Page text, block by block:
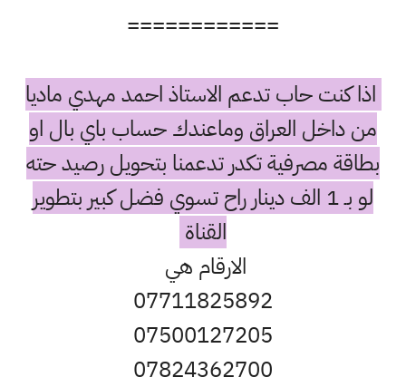
============
اذا كنت حاب تدعم الاستاذ احمد مهدي ماديا
من داخل العراق وماعندك حساب باي بال او
بطاقة مصرفية تكدر تدعمنا بتحويل رصيد حته
لو بـ 1 الف دينار راح تسوي فضل كبير بتطوير
القناة
الارقام هي
07711825892
07500127205
07824362700